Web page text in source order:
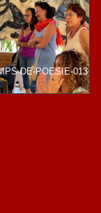
DE-POESIE-013